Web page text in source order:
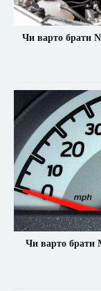
Чи варто брати
Чи варто брати